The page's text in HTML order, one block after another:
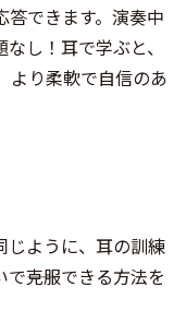
答できます。演奏中
し！耳で学ぶと、
より柔軟で自信のあ
じように、耳の訓練
――克服できる方法を